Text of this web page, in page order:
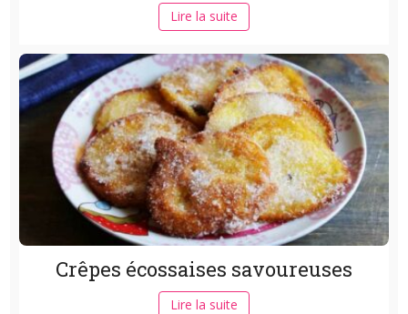
Lire la suite
Crêpes écossaises savoureuses
Lire la suite